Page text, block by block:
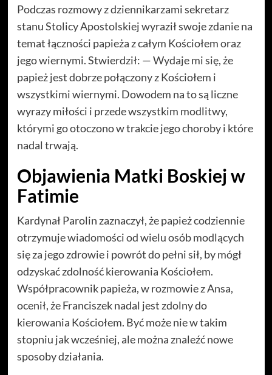
Podczas rozmowy z dziennikarzami sekretarz
stanu Stolicy Apostolskiej wyraził swoje zdanie na
temat łączności papieża z całym Kościołem oraz
jego wiernymi. Stwierdził: — Wydaje mi się, że
papież jest dobrze połączony z Kościołem i
wszystkimi wiernymi. Dowodem na to są liczne
wyrazy miłości i przede wszystkim modlitwy,
którymi go otoczono w trakcie jego choroby i które
nadal trwają.
Objawienia Matki Boskiej w
Fatimie
Kardynał Parolin zaznaczył, że papież codziennie
otrzymuje wiadomości od wielu osób modlących
się za jego zdrowie i powrót do pełni sił, by mógł
odzyskać zdolność kierowania Kościołem.
Współpracownik papieża, w rozmowie z Ansa,
ocenił, że Franciszek nadal jest zdolny do
kierowania Kościołem. Być może nie w takim
stopniu jak wcześniej, ale można znaleźć nowe
sposoby działania.